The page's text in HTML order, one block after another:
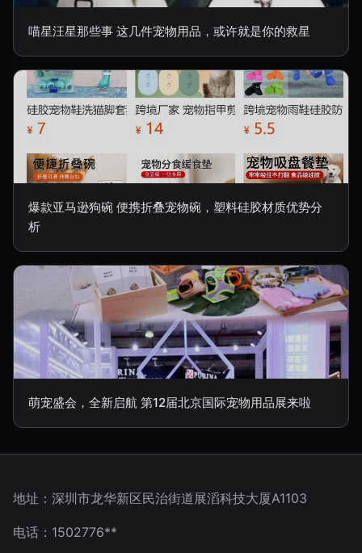
喵星汪星那些事 这几件宠物用品，或许就是你的救星
爆款亚马逊狗碗 便携折叠宠物碗，塑料硅胶材质优势分
析
萌宠盛会，全新启航 第12届北京国际宠物用品展来啦
地址：深圳市龙华新区民治街道展滔科技大厦A1103
电话：1502776**